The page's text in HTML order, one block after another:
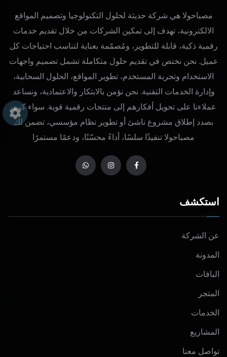
مصباحولا هي شركة حديثة لحلول التكنولوجيا وتصميم المواقع
الالكترونية، تهدف إلى تمكين الشركات من خلال تقديم خدمات
رقمية ذكية، قابلة للتطوير، ومُصمّمة بعناية لتناسب احتياجات كل
عميل. نحن نختص في تقديم حلول متكاملة تشمل تصميم واجهات
الاستخدام وتجربة المستخدم، تطوير المواقع، الحلول السحابية،
وإدارة الخدمات التقنية. نحن نؤمن بالابتكار والاعتمادية، ونساعد
عملاءنا على تحويل أفكارهم إلى منتجات رقمية قوية. سواء كنت
بصدد إطلاق مشروع ناشئ أو تطوير نظام مؤسسي، تضمن لك
مصباحولا تنفيذًا سلسًا، أداءً محسّنًا، ودعمًا مستمرًا
استكشف
عن الشركة
المدونة
الباقات
المتجر
الخدمات
المشاريع
تواصل معنا